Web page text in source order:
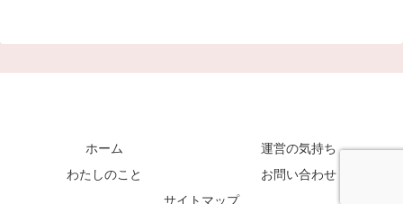
ホーム
運営の気持ち
わたしのこと
お問い合わせ
サイトマップ